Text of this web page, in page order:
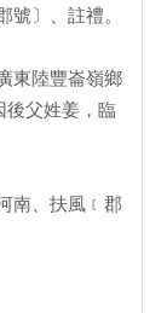
〕、註禮。
東陸豐崙嶺鄉
後父姓姜，臨
南、扶風﹝郡